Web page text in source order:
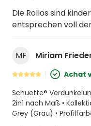
Die Rollos sind
entsprechen voll
MF Miriam
Achat
Schuette®
2in1 nach Maß •
Grey (Grau) •